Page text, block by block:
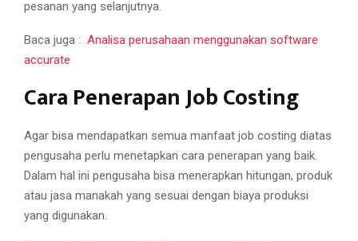
pesanan yang selanjutnya.
Baca juga : Analisa perusahaan menggunakan software
accurate
Cara Penerapan Job Costing
Agar bisa mendapatkan semua manfaat job costing diatas
pengusaha perlu menetapkan cara penerapan yang baik.
Dalam hal ini pengusaha bisa menerapkan hitungan, produk
atau jasa manakah yang sesuai dengan biaya produksi
yang digunakan.